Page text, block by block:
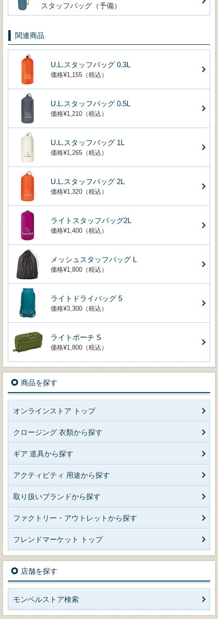
スタッフバッグ（予備）
関連商品
U.L.スタッフバッグ 0.3L
価格¥1,155（税込）
U.L.スタッフバッグ 0.5L
価格¥1,210（税込）
U.L.スタッフバッグ 1L
価格¥1,265（税込）
U.L.スタッフバッグ 2L
価格¥1,320（税込）
ライトスタッフバッグ2L
価格¥1,400（税込）
メッシュスタッフバッグ L
価格¥1,800（税込）
ライトドライバッグ 5
価格¥3,300（税込）
ライトポーチ S
価格¥1,800（税込）
商品を探す
オンラインストア トップ
クロージング 衣類から探す
ギア 道具から探す
アクティビティ 用途から探す
取り扱いブランドから探す
ファクトリー・アウトレットから探す
フレンドマーケット トップ
店舗を探す
モンベルストア検索